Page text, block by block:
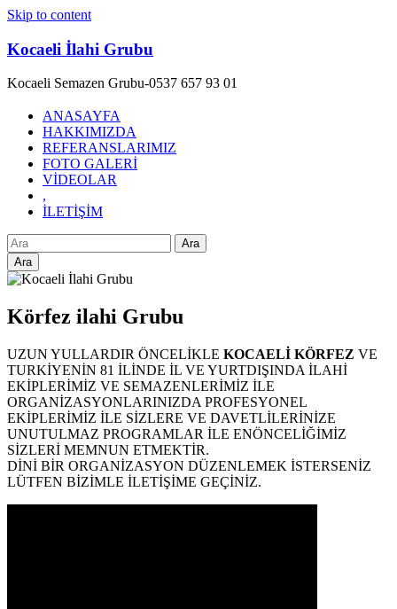
Skip to content
Kocaeli İlahi Grubu
Kocaeli Semazen Grubu-0537 657 93 01
ANASAYFA
HAKKIMIZDA
REFERANSLARIMIZ
FOTO GALERİ
VİDEOLAR
,
İLETİŞİM
Ara
Körfez ilahi Grubu
UZUN YULLARDIR ÖNCELİKLE KOCAELİ KÖRFEZ VE
TURKİYENİN 81 İLİNDE İL VE YURTDIŞINDA İLAHİ
EKİPLERİMİZ VE SEMAZENLERİMİZ İLE
ORGANİZASYONLARINIZDA PROFESYONEL
EKİPLERİMİZ İLE SİZLERE VE DAVETLİLERİNİZE
UNUTULMAZ PROGRAMLAR İLE ENÖNCELİĞİMİZ
SİZLERİ MEMNUN ETMEKTİR.
DİNİ BİR ORGANİZASYON DÜZENLEMEK İSTERSENİZ
LÜTFEN BİZİMLE İLETİŞİME GEÇİNİZ.